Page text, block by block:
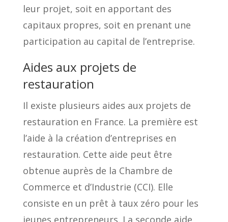
leur projet, soit en apportant des
capitaux propres, soit en prenant une
participation au capital de l’entreprise.
Aides aux projets de
restauration
Il existe plusieurs aides aux projets de
restauration en France. La première est
l’aide à la création d’entreprises en
restauration. Cette aide peut être
obtenue auprès de la Chambre de
Commerce et d’Industrie (CCI). Elle
consiste en un prêt à taux zéro pour les
jeunes entrepreneurs. La seconde aide